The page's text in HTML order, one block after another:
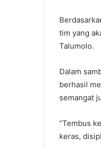
tim yang
Talumolo.
Dalam
berhasil
semangat
“Tembus
keras,